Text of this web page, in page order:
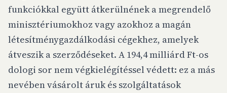
funkciókkal együtt átkerülnének a megrendelő
minisztériumokhoz vagy azokhoz a magán
létesítménygazdálkodási cégekhez, amelyek
átveszik a szerződéseket. A 194,4 milliárd Ft-os
dologi sor nem végkielégítéssel védett: ez a más
nevében vásárolt áruk és szolgáltatások